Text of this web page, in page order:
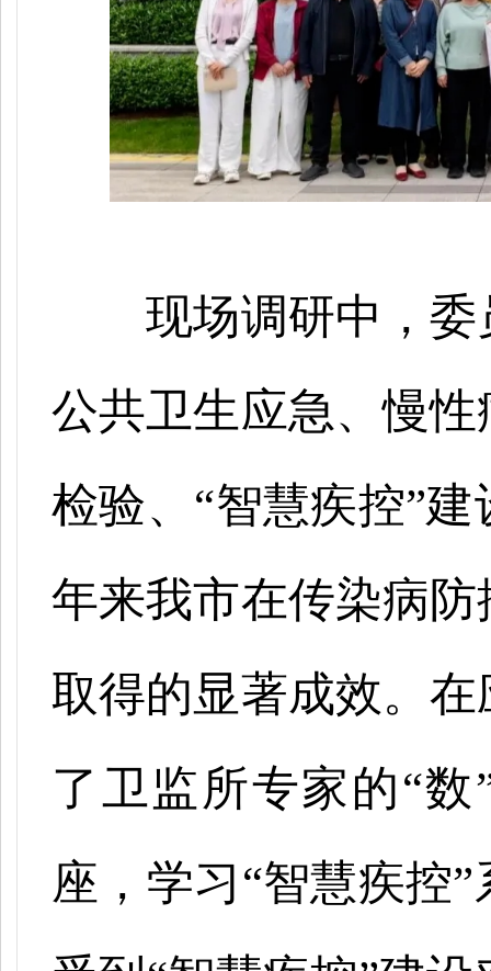
现场调研中，
公共卫生应急、慢
检验、 “智慧疾控”
年来我市在传染病
取得的显著成效。
了卫监所专家的“
座，学习“智慧疾控